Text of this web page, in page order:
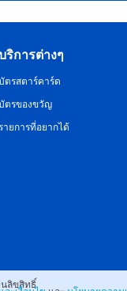
ริการต่างๆ
ตรสตาร์คาร์ด
ตรของขวัญ
ายการที่อยากได้
นลิขสิทธิ์.